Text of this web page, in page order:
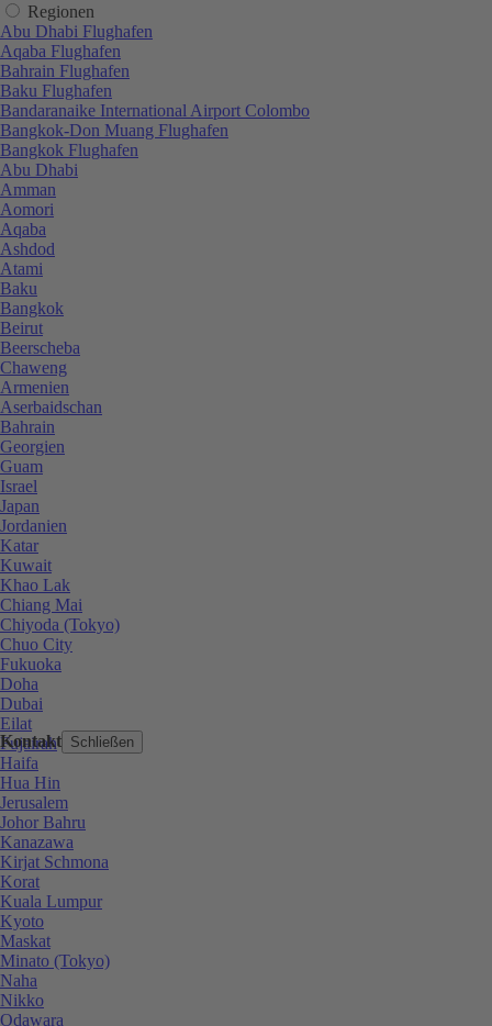
Kontakt Schließen
Regionen
Abu Dhabi Flughafen
Aqaba Flughafen
Bahrain Flughafen
Baku Flughafen
Bandaranaike International Airport Colombo
Bangkok-Don Muang Flughafen
Bangkok Flughafen
Abu Dhabi
Amman
Aomori
Aqaba
Ashdod
Atami
Baku
Bangkok
Beirut
Beerscheba
Chaweng
Armenien
Aserbaidschan
Bahrain
Georgien
Guam
Israel
Japan
Jordanien
Katar
Kuwait
Khao Lak
Chiang Mai
Chiyoda (Tokyo)
Chuo City
Fukuoka
Doha
Dubai
Eilat
Fujairah
Haifa
Hua Hin
Jerusalem
Johor Bahru
Kanazawa
Kirjat Schmona
Korat
Kuala Lumpur
Kyoto
Maskat
Minato (Tokyo)
Naha
Nikko
Odawara